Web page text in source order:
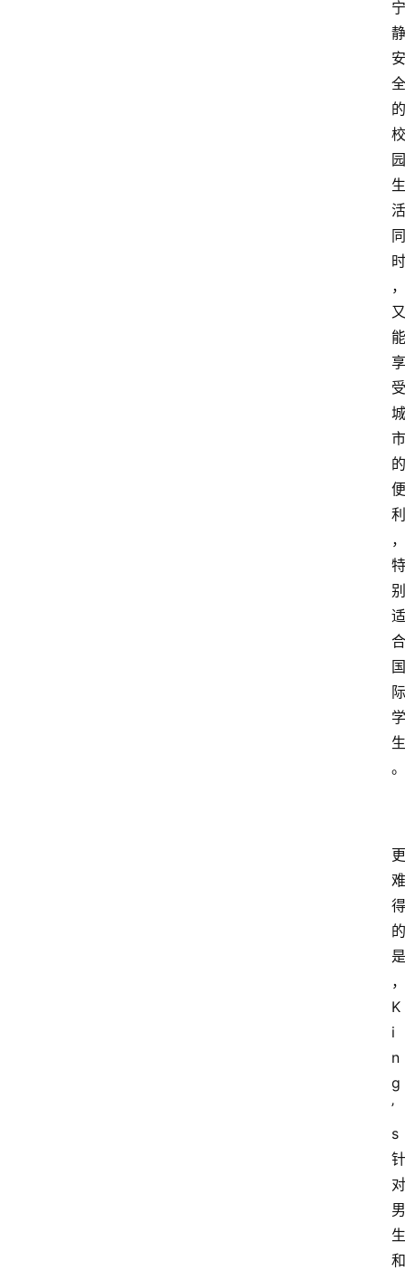
宁
静
安
全
的
校
园
生
活
同
时
，
又
能
享
受
城
市
的
便
利
，
特
别
适
合
国
际
学
生
。
更
难
得
的
是
，
K
i
n
g
’
s
针
对
男
生
和